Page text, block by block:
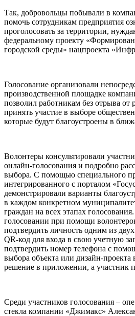
Так, добровольцы побывали в
помочь сотрудникам предприятия
проголосовать за территории,
федеральному проекту
городской среды» нацпроекта
Голосование организовали
производственной площадке
позволил работникам без отрыва от
принять участие в выборе
которые будут благоустроены в
Волонтеры консультировали
онлайн-голосования и подробно
выбора. С помощью специального
интегрированного с порталом
демонстрировали варианты
в каждом конкретном
граждан на всех этапах
голосовании при помощи
подтвердить личность одним из
QR-код для входа в свою учетную
подтвердить номер телефона с
выбора объекта или дизайн-проекта
решение в приложении, а участник
Среди участников голосования –
стекла компании «Джимакс»